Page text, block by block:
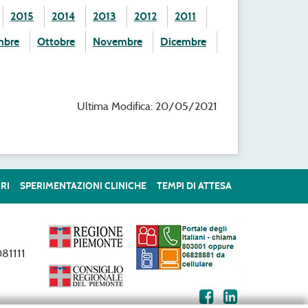
2015 2014 2013 2012
2011
Ottobre Novembre Dicembre
Ultima Modifica: 20/05/2021
SPERIMENTAZIONI CLINICHE TEMPI DI ATTESA